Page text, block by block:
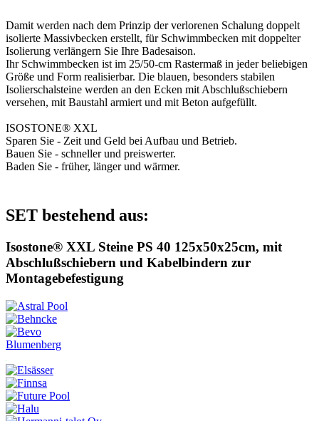
Damit werden nach dem Prinzip der verlorenen Schalung doppelt
isolierte Massivbecken erstellt, für Schwimmbecken mit doppelter
Isolierung verlängern Sie Ihre Badesaison.
Ihr Schwimmbecken ist im 25/50-cm Rastermaß in jeder beliebigen
Größe und Form realisierbar. Die blauen, besonders stabilen
Isolierschalsteine werden an den Ecken mit Abschlußschiebern
versehen, mit Baustahl armiert und mit Beton aufgefüllt.
ISOSTONE® XXL
Sparen Sie - Zeit und Geld bei Aufbau und Betrieb.
Bauen Sie - schneller und preiswerter.
Baden Sie - früher, länger und wärmer.
SET bestehend aus:
Isostone® XXL Steine PS 40 125x50x25cm, mit
Abschlußschiebern und Kabelbindern zur
Montagebefestigung
Blumenberg